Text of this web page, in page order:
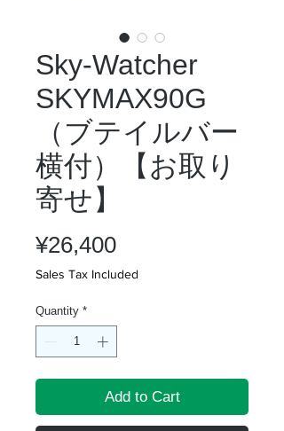
Sky-Watcher
SKYMAX90G
（ブテイルバー
横付）【お取り
寄せ】
¥26,400Price
Sales Tax Included
Quantity *
Add to Cart